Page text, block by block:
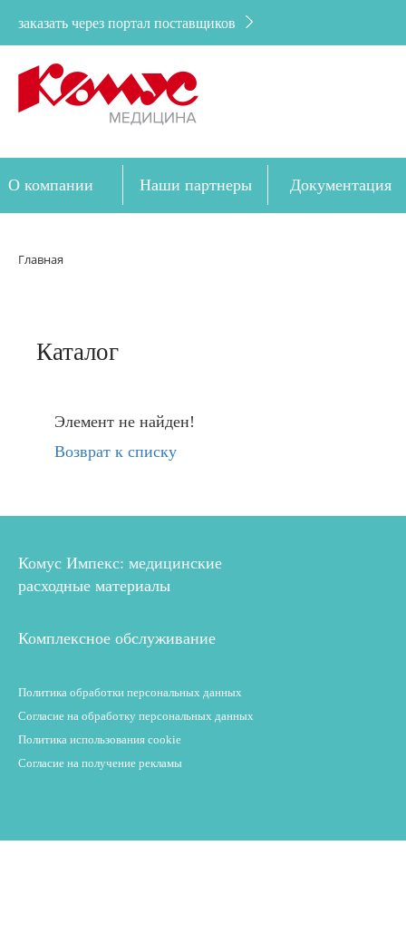
заказать через портал поставщиков
О компании Наши партнеры Документация
Главная
Каталог
Элемент не найден!
Возврат к списку
Комус Импекс: медицинские
расходные материалы
Комплексное обслуживание
Политика обработки персональных данных
Согласие на обработку персональных данных
Политика использования cookie
Согласие на получение рекламы